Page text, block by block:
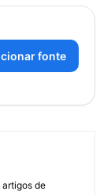
fonte
de